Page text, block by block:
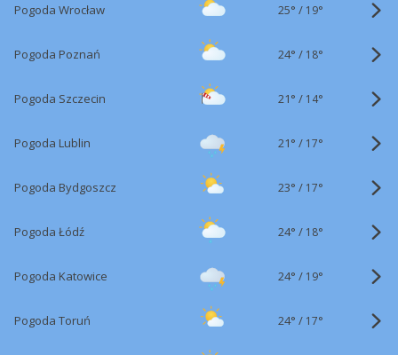
Pogoda Wrocław 25° / 19°
Pogoda Poznań 24° / 18°
Pogoda Szczecin 21° / 14°
Pogoda Lublin 21° / 17°
Pogoda Bydgoszcz 23° / 17°
Pogoda Łódź 24° / 18°
Pogoda Katowice 24° / 19°
Pogoda Toruń 24° / 17°